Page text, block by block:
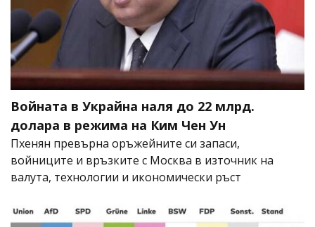
Войната в Украйна наля до 22 млрд.
долара в режима на Ким Чен Ун
Пхенян превърна оръжейните си запаси,
войниците и връзките с Москва в източник на
валута, технологии и икономически ръст